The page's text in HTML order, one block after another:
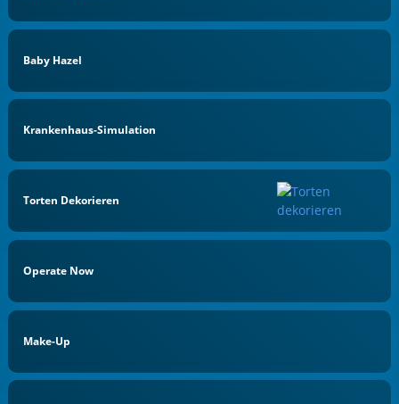
Baby Hazel
Krankenhaus-Simulation
Torten Dekorieren
Operate Now
Make-Up